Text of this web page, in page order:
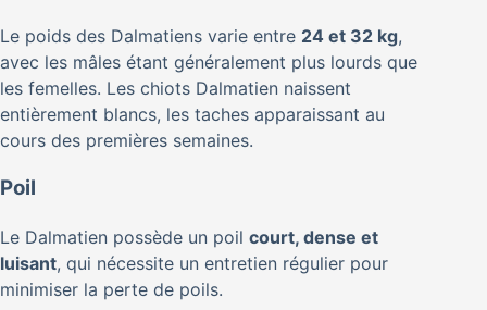
Le poids des Dalmatiens varie entre 24 et 32 kg,
avec les mâles étant généralement plus lourds que
les femelles. Les chiots Dalmatien naissent
entièrement blancs, les taches apparaissant au
cours des premières semaines.
Poil
Le Dalmatien possède un poil court, dense et
luisant, qui nécessite un entretien régulier pour
minimiser la perte de poils.